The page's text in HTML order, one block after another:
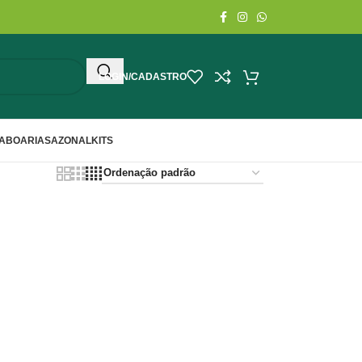
LOGIN/CADASTRO
SAZONALKITS